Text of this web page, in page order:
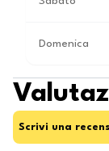
Domenica
Scrivi una